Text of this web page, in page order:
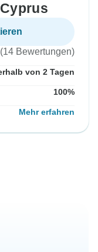
(14 Bewertungen)
von 2 Tagen
100%
Mehr erfahren